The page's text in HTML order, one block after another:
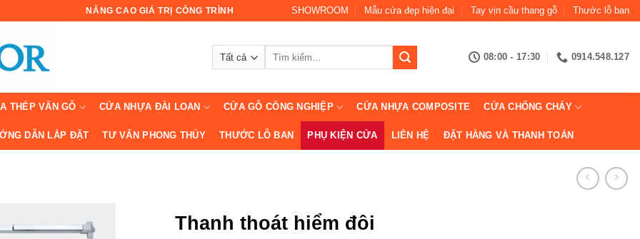
NÂNG CAO GIÁ TRỊ CÔNG TRÌNH SHOWROOM Mẫu cửa đẹp hiện đại Tay vịn cầu thang gỗ Thước lỗ ban
08:00 - 17:30 0914.548.127
THÉP VÂN GỖ CỬA NHỰA ĐÀI LOAN CỬA GỖ CÔNG NGHIỆP CỬA NHỰA COMPOSITE CỬA CHỐNG CHÁY
DẪN LẮP ĐẶT TƯ VẤN PHONG THỦY THƯỚC LỖ BAN PHỤ KIỆN CỬA LIÊN HỆ ĐẶT HÀNG VÀ THANH TOÁN
Thanh thoát hiểm đôi